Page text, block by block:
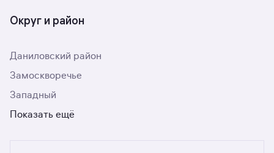
Округ и район
Даниловский район
Замоскворечье
Западный
Показать ещё